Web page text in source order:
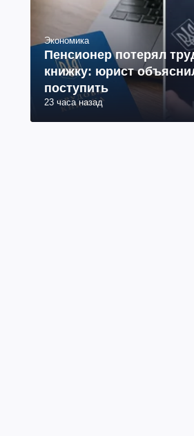
Экономика
Пенсионер потерял
книжку: юрист
поступить
23 часа назад